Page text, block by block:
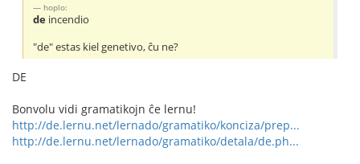
hoplo:
de incendio
"de" estas kiel genetivo, ĉu ne?
DE
Bonvolu vidi gramatikojn ĉe lernu!
http://de.lernu.net/lernado/gramatiko/konciza/prep...
http://de.lernu.net/lernado/gramatiko/detala/de.ph...